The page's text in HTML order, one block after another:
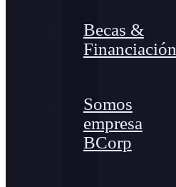
Becas &
Financiación
Somos
empresa
BCorp